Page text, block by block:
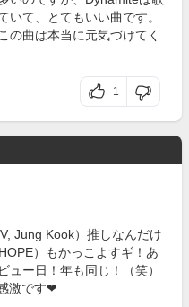
いて、とてもいい曲です。
の曲は本当に元気づけてく
1
Jung Kook）推しなんだけ
）もかっこよすギ！あ
ュー日！年も同じ！（笑）
激です❤